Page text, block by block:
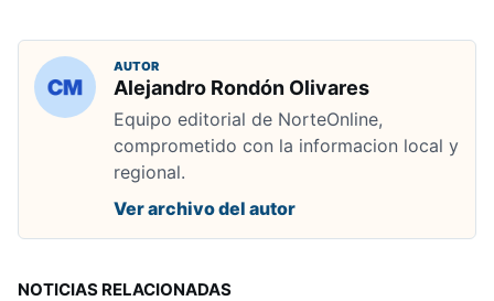
AUTOR
Alejandro Rondón Olivares
Equipo editorial de NorteOnline,
comprometido con la informacion local y
regional.
Ver archivo del autor
NOTICIAS RELACIONADAS